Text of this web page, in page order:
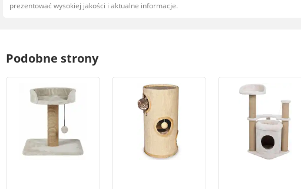
prezentować wysokiej jakości i aktualne informacje.
Podobne strony